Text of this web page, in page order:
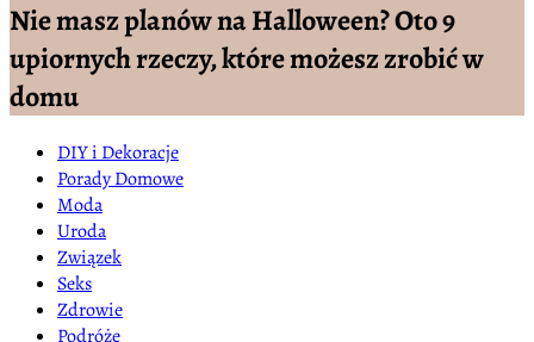
Nie masz planów na Halloween? Oto 9
upiornych rzeczy, które możesz zrobić w
domu
DIY i Dekoracje
Porady Domowe
Moda
Uroda
Związek
Seks
Zdrowie
Podróże